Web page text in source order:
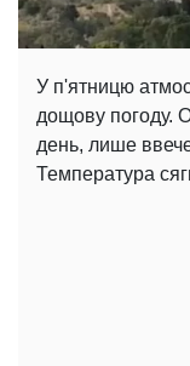
У п'ятницю
дощову погоду.
день, лише
Температура